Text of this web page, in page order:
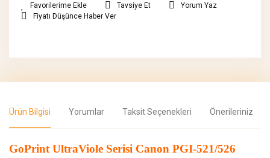
Tavsiye Et
Yorum Yaz
Fiyatı Düşünce Haber Ver
Ürün Bilgisi Yorumlar Taksit Seçenekleri Önerileriniz
GoPrint UltraViole Serisi Canon PGI-521/526